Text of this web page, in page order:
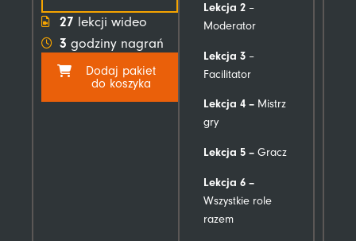
27 lekcji wideo
3 godziny nagrań
Dodaj pakiet
do koszyka
Lekcja 2 –
Moderator
Lekcja 3 –
Facilitator
Lekcja 4 – Mistrz
gry
Lekcja 5 – Gracz
Lekcja 6 –
Wszystkie role
razem